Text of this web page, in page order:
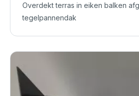
Overdekt terras in eiken balken
tegelpannendak